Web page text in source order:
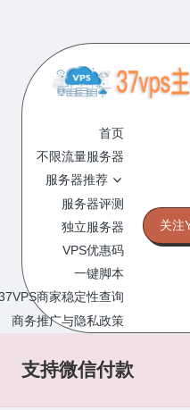
content
7
V
P
S
主
机
评
测
的
VPS
网
站
首页
不限流量服务器
服务器推荐
服务器评测
独立服务器
VPS优惠码
一键脚本
商家稳定性查询
商务推广与隐私政策
关注
支持微信付款